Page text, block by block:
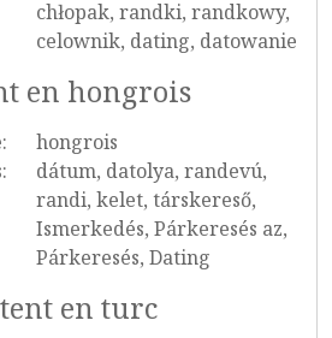
chłopak, randki, randkowy,
celownik, dating, datowanie
en hongrois
hongrois
dátum, datolya, randevú,
randi, kelet, társkereső,
Ismerkedés, Párkeresés az,
Párkeresés, Dating
en turc